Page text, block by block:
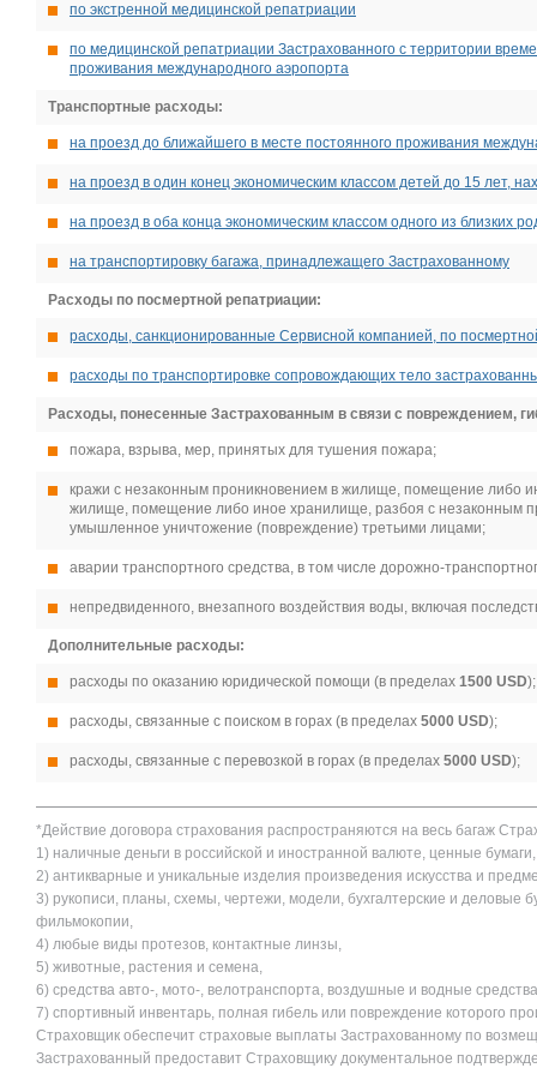
по экстренной медицинской репатриации
по медицинской репатриации Застрахованного с территории
проживания международного аэропорта
Транспортные расходы:
на проезд до ближайшего в месте постоянного проживания
на проезд в один конец экономическим классом детей до 15 лет,
на проезд в оба конца экономическим классом одного из близких
на транспортировку багажа, принадлежащего Застрахованному
Расходы по посмертной репатриации:
расходы, санкционированные Сервисной компанией, по
расходы по транспортировке сопровождающих тело
Расходы, понесенные Застрахованным в связи с повреждением,
пожара, взрыва, мер, принятых для тушения пожара;
кражи с незаконным проникновением в жилище, помещение либо
жилище, помещение либо иное хранилище, разбоя с незаконным
умышленное уничтожение (повреждение) третьими лицами;
аварии транспортного средства, в том числе дорожно-
непредвиденного, внезапного воздействия воды, включая
Дополнительные расходы:
расходы по оказанию юридической помощи (в пределах 1500 USD);
расходы, связанные с поиском в горах (в пределах 5000 USD);
расходы, связанные с перевозкой в горах (в пределах 5000 USD);
*Действие договора страхования распространяются на весь багаж
1) наличные деньги в российской и иностранной валюте, ценные
2) антикварные и уникальные изделия произведения искусства и
3) рукописи, планы, схемы, чертежи, модели, бухгалтерские и
фильмокопии,
4) любые виды протезов, контактные линзы,
5) животные, растения и семена,
6) средства авто-, мото-, велотранспорта, воздушные и водные
7) спортивный инвентарь, полная гибель или повреждение которого
Страховщик обеспечит страховые выплаты Застрахованному по
Застрахованный предоставит Страховщику документальное